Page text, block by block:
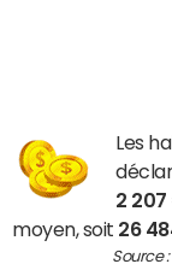
Les
2
moyen, soit 26
Source